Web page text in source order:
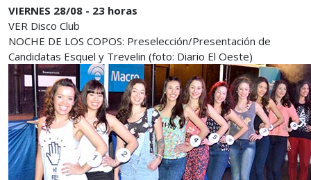
VIERNES 28/08 - 23 horas
VER Disco Club
NOCHE DE LOS COPOS: Preselección/Presentación de
Candidatas Esquel y Trevelin (foto: Diario El Oeste)